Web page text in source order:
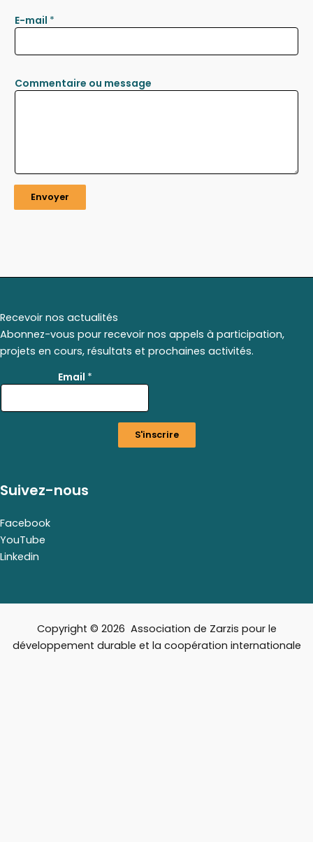
E-mail *
Commentaire ou message
Envoyer
Recevoir nos actualités
Abonnez-vous pour recevoir nos appels à participation,
projets en cours, résultats et prochaines activités.
Email *
S'inscrire
Suivez-nous
Facebook
YouTube
Linkedin
Copyright © 2026 Association de Zarzis pour le
développement durable et la coopération internationale